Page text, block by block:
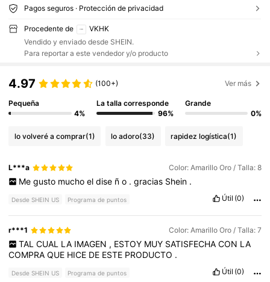
Pagos seguros · Protección de privacidad
Procedente de
VKHK
Vendido y enviado desde SHEIN.
Para reportar a este vendedor y/o producto
4.97 (100+) Ver más
Pequeña
4%
La talla corresponde
96%
Grande
0%
lo volveré a comprar(1) lo adoro(33) rapidez logística(1)
L***a Color: Amarillo Oro / Talla: 8
Me gusto mucho el dise ñ o . gracias Shein .
Desde SHEIN US Programa de puntos Útil (0)
r***1 Color: Amarillo Oro / Talla: 7
TAL CUAL LA IMAGEN , ESTOY MUY SATISFECHA CON LA
COMPRAQUE HICE DE ESTE PRODUCTO .
Desde SHEIN US Programa de puntos Útil (0)